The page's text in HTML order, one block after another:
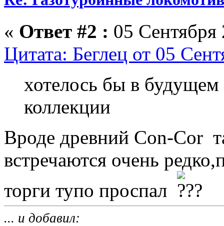
« Ответ #2 : 05
Цитата: Беглец от 05
хотелось бы в
коллекции
Вроде древний Con-Cor
встречаются очень
торги тупо проспал
... и добавил: